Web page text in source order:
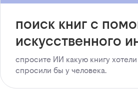
поиск книг с
искусственного
спросите ИИ какую книгу
спросили бы у человека.